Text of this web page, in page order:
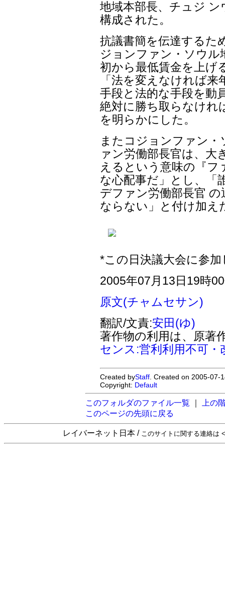
地域本部長、チュジ
構成された。
抗議書簡を伝達するた
ジョンファン・ソウル
初から最低賃金を上げ
「法を変えなければ
手段と法的な手段を動
絶対に勝ち取らなけれ
を明らかにした。
またコジョンファン
ァン労働部長官は、大
えるという意味の『フ
な心配事だ」とし、「
デファン労働部長官
ならない」と付け加え
*この日決議大会に参
2005年07月13日19時
原文(チャムセサン)
翻訳/文責:安田(ゆ)
著作物の利用は、原著
センス:営利利用不可・
Created byStaff . Created on 2005-
Copyright: Default
このフォルダのファイル一覧
上の
このページの先頭に戻る
レイバーネット日本 / このサイトに関する連絡は